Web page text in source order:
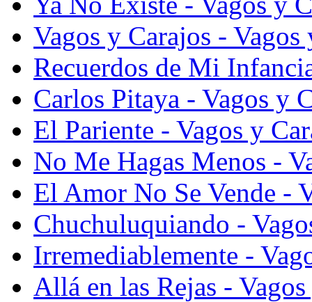
Vagos y Carajos -
Recuerdos de Mi
Carlos Pitaya - Vagos y
El Pariente - Vagos y
No Me Hagas Menos -
El Amor No Se Vende -
Chuchuluquiando -
Irremediablemente -
Allá en las Rejas -